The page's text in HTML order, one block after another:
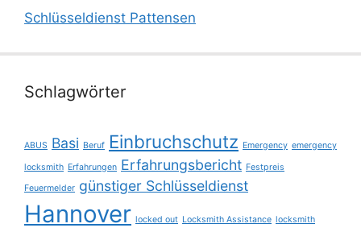
Schlüsseldienst Pattensen
Schlagwörter
ABUS Basi Beruf Einbruchschutz Emergency emergency
locksmith Erfahrungen Erfahrungsbericht Festpreis
Feuermelder günstiger Schlüsseldienst
Hannover locked out Locksmith Assistance locksmith